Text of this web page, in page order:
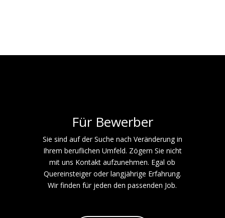
Für Bewerber
Sie sind auf der Suche nach Veränderung in
Ihrem beruflichen Umfeld. Zögern Sie nicht
mit uns Kontakt aufzunehmen. Egal ob
Quereinsteiger oder langjährige Erfahrung.
Wir finden für jeden den passenden Job.